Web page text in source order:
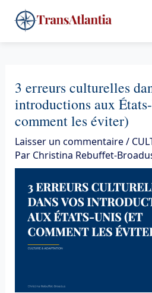
au
contenu
3 erreurs culturelles
introductions aux
comment les éviter)
Laisser un commentaire/
Par Christina Rebuffet-